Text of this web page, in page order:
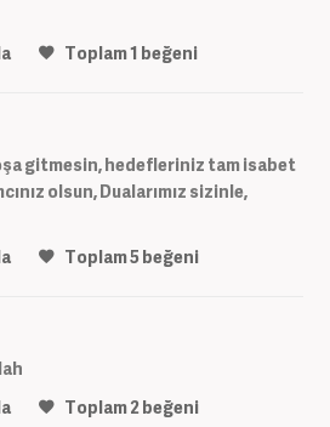
Toplam1 beğeni
gitmesin, hedefleriniz tam isabet
olsun, Dualarımız sizinle,
Toplam5beğeni
Toplam2beğeni